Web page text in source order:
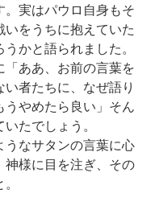
。実はパウロ自身もそ
をうちに抱えていた
かと語られました。
「ああ、お前の言葉を
者たちに、なぜ語り
うやめたら良い」そん
たでしょう。
うなサタンの言葉に心
神様に目を注ぎ、その